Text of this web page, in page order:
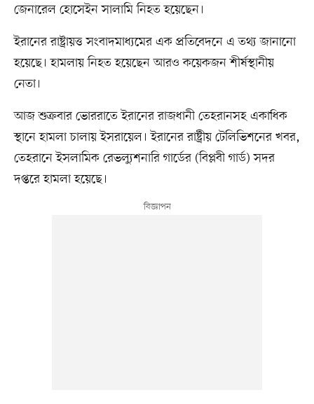
জেনারেল হোসেইন সালামি নিহত হয়েছেন।
ইরানের রাষ্ট্রায়ত্ত সংবাদমাধ্যমের এক প্রতিবেদনে এ তথ্য জানানো
হয়েছে। হামলায় নিহত হয়েছেন আরও কয়েকজন শীর্ষস্থানীয়
নেতা।
আজ শুক্রবার ভোররাতে ইরানের রাজধানী তেহরানসহ একাধিক
স্থানে হামলা চালায় ইসরায়েল। ইরানের রাষ্ট্রীয় টেলিভিশনের খবর,
তেহরানে ইসলামিক রেভল্যুশনারি গার্ডের (বিপ্লবী গার্ড) সদর
দপ্তরে হামলা হয়েছে।